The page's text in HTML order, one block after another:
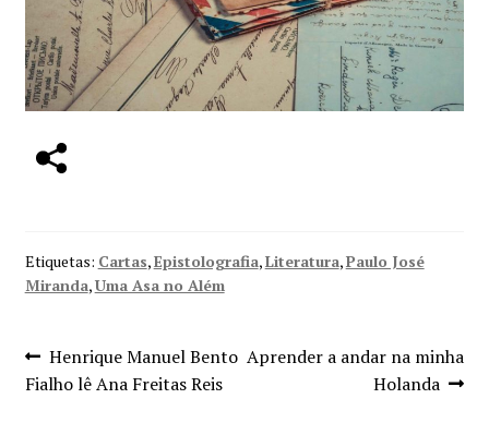
Etiquetas: Cartas,Epistolografia,Literatura,Paulo José
Miranda,Uma Asa no Além
Navegação
de
Artigo
anterior:
Henrique Manuel Bento
Fialho lê Ana Freitas Reis
Artigo
Aprender a andar na minha
Holanda